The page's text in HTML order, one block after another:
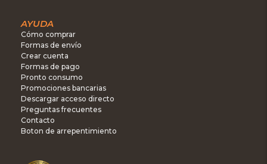
AYUDA
Cómo comprar
Formas de envío
Crear cuenta
Formas de pago
Pronto consumo
Promociones bancarias
Descargar acceso directo
Preguntas frecuentes
Contacto
Boton de arrepentimiento